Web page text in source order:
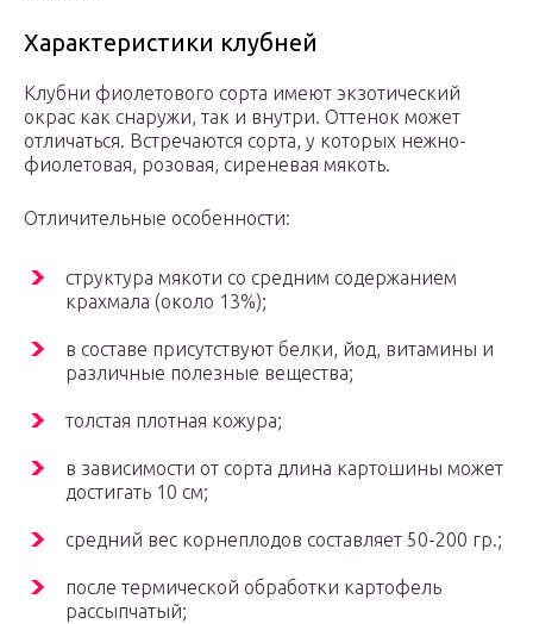
Характеристики клубней
Клубни фиолетового сорта имеют экзотический
окрас как снаружи, так и внутри. Оттенок может
отличаться. Встречаются сорта, у которых нежно-
фиолетовая, розовая, сиреневая мякоть.
Отличительные особенности:
структура мякоти со средним содержанием
крахмала (около 13%);
в составе присутствуют белки, йод, витамины и
различные полезные вещества;
толстая плотная кожура;
в зависимости от сорта длина картошины может
достигать 10 см;
средний вес корнеплодов составляет 50-200 гр.;
после термической обработки картофель
рассыпчатый;